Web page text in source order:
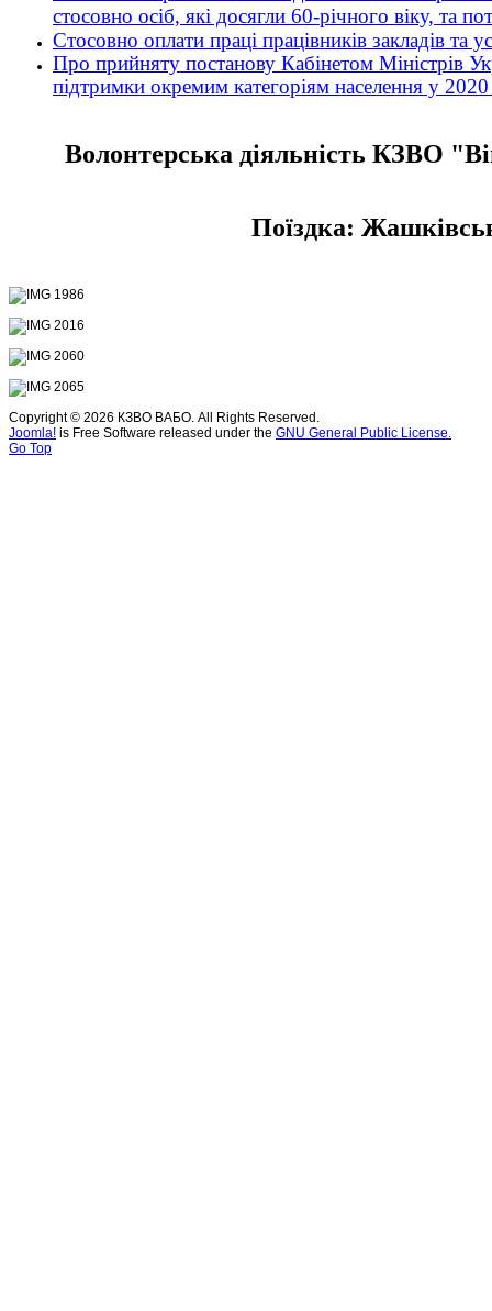
стосовно осіб, які досягли 60-річного віку, та
Стосовно оплати праці працівників закладів
Про прийняту постанову Кабінетом Міністрів
підтримки окремим категоріям населення у
Волонтерська діяльність КЗВО
Поїздка:
Copyright © 2026 КЗВО ВАБО. All Rights Reserved.
Joomla! is Free Software released under the GNU General Public License.
Go Top